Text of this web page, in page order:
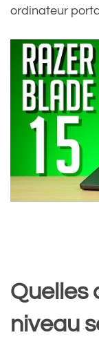
ordinateur
Quelles
niveau